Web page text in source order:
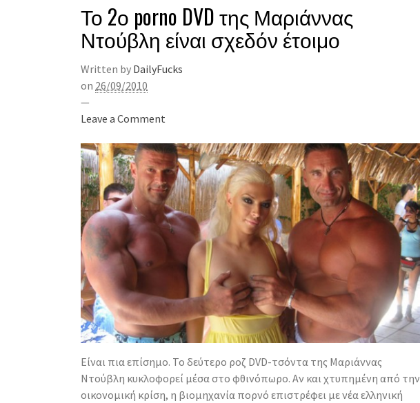
Το 2ο porno DVD της Μαριάννας
Ντούβλη είναι σχεδόν έτοιμο
Written by DailyFucks
on 26/09/2010
—
Leave a Comment
Είναι πια επίσημο. Το δεύτερο ροζ DVD-τσόντα της Μαριάννας
Ντούβλη κυκλοφορεί μέσα στο φθινόπωρο. Αν και χτυπημένη από την
οικονομική κρίση, η βιομηχανία πορνό επιστρέφει με νέα ελληνική